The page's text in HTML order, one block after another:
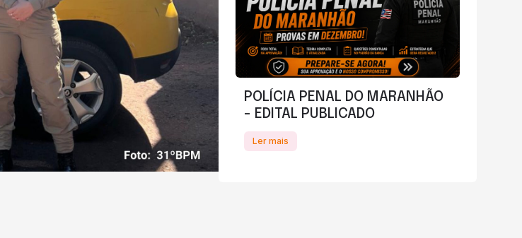
POLÍCIA PENAL DO MARANHÃO
- EDITAL PUBLICADO
Ler mais